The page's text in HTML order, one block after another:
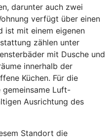
darunter auch zwei
verfügt über einen
ist mit einem eigenen
zählen unter
mit Dusche und
innerhalb der
Küchen. Für die
gemeinsame Luft-
Ausrichtung des
Standort die